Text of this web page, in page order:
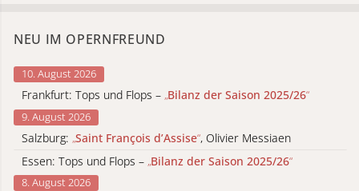
NEU IM OPERNFREUND
10. August 2026
Frankfurt: Tops und Flops – „Bilanz der Saison 2025/26“
9. August 2026
Salzburg: „Saint François d’Assise“, Olivier Messiaen
Essen: Tops und Flops – „Bilanz der Saison 2025/26“
8. August 2026